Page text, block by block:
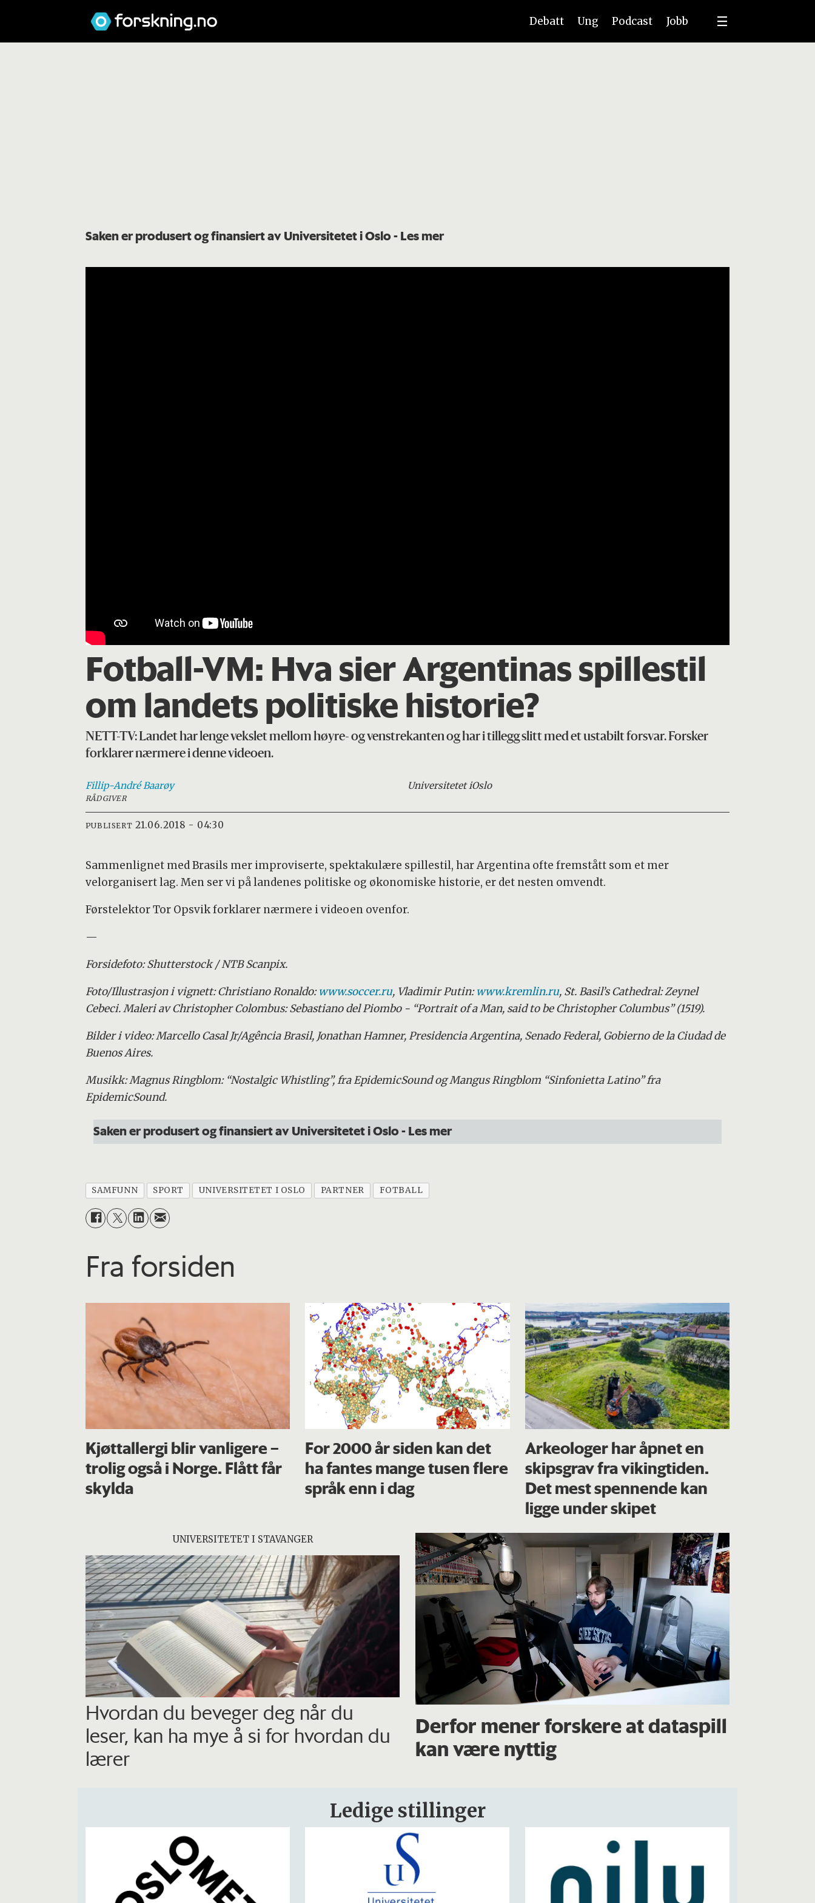
Debatt Ung Podcast Jobb
Saken er produsert og finansiert av Universitetet i Oslo- Les mer
Fotball-VM: Hva sier Argentinas spillestil
om landets politiske historie?
NETT-TV: Landet har lenge vekslet mellom høyre- og venstrekanten og har i tillegg slitt med et ustabilt forsvar. Forsker
forklarer nærmere i denne videoen.
Fillip-André Baarøy
RÅDGIVER
Universitetet iOslo
PUBLISERT 21.06.2018 - 04:30
Sammenlignet med Brasils mer improviserte, spektakulære spillestil, har Argentina ofte fremstått som et mer
velorganisert lag. Men ser vi på landenes politiske og økonomiske historie, er det nesten omvendt.
Førstelektor Tor Opsvik forklarer nærmere i videoen ovenfor.
—
Forsidefoto: Shutterstock / NTB Scanpix.
Foto/Illustrasjon i vignett: Christiano Ronaldo:www.soccer.ru, Vladimir Putin:www.kremlin.ru, St. Basil’s Cathedral: Zeynel
Cebeci. Maleri av Christopher Colombus: Sebastiano del Piombo - “Portrait of a Man, said to be Christopher Columbus” (1519).
Bilder i video: Marcello Casal Jr/Agência Brasil, Jonathan Hamner, Presidencia Argentina, Senado Federal, Gobierno de la Ciudad de
Buenos Aires.
Musikk: Magnus Ringblom: “Nostalgic Whistling”, fra EpidemicSound og Mangus Ringblom “Sinfonietta Latino” fra
EpidemicSound.
Saken er produsert og finansiert av Universitetet i Oslo- Les mer
SAMFUNN SPORT UNIVERSITETET I OSLO PARTNER FOTBALL
Fra forsiden
Kjøttallergi blir vanligere –
trolig også i Norge. Flått får
skylda
For 2000 år siden kan det
ha fantes mange tusen flere
språk enn i dag
Arkeologer har åpnet en
skipsgrav fra vikingtiden.
Det mest spennende kan
ligge under skipet
UNIVERSITETET I STAVANGER
Hvordan du beveger deg når du
leser, kan ha mye å si for hvordan du
lærer
Derfor mener forskere at dataspill
kan være nyttig
Ledige stillinger